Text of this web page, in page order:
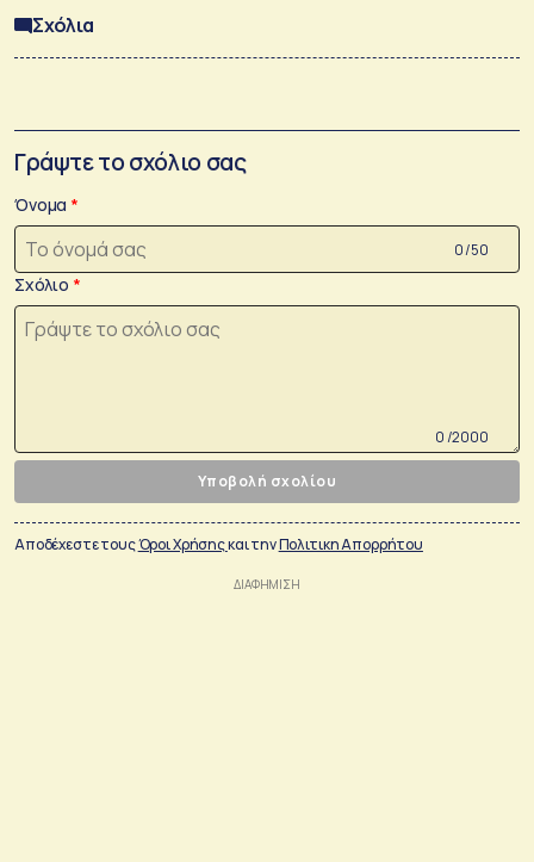
Σχόλια
Γράψτε το σχόλιο σας
Όνομα
0 /50
Σχόλιο
0 /2000
Υποβολή σχολίου
Αποδέχεστε τουςΌροι Χρήσηςκαι τηνΠολιτικη Απορρήτου